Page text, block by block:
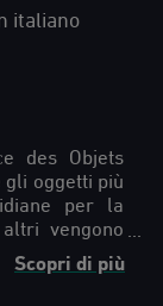
italiano
des Objets
oggetti più
per la
vengono
di gioia.
Scopri di più